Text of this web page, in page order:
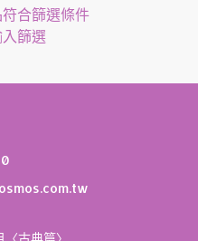
合篩選條件
篩選
古典篇〉